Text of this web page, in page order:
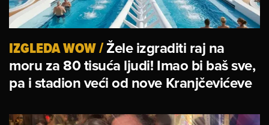
IZGLEDA WOW/Žele izgraditi raj na
moru za 80 tisuća ljudi! Imao bi baš sve,
pa i stadion veći od nove Kranjčevićeve